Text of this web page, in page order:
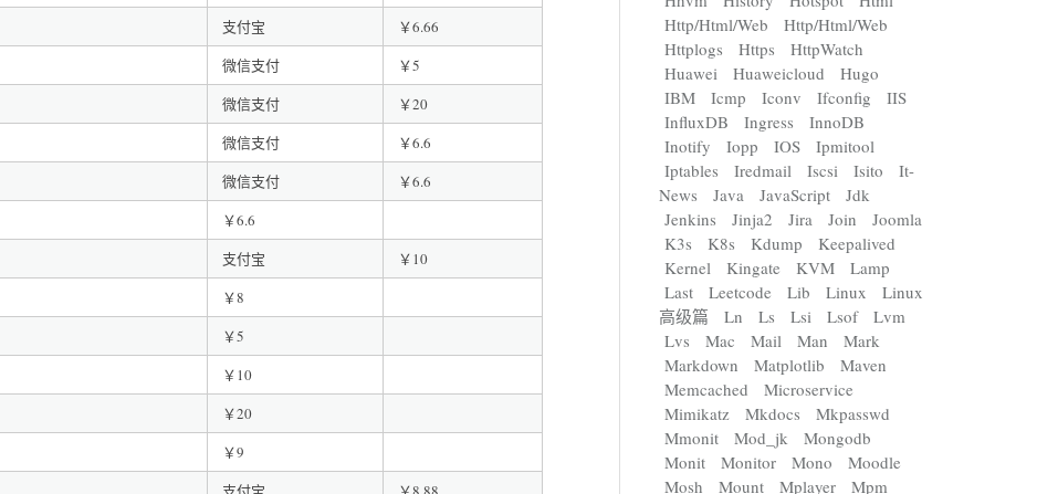
支付宝
￥6.66
微信支付
￥5
微信支付
￥20
微信支付
￥6.6
微信支付
￥6.6
￥6.6
支付宝
￥10
￥8
￥5
￥10
￥20
￥9
Http/Html/Web
Http/Html/Web
Httplogs
Https
HttpWatch
Huawei
Huaweicloud
Hugo
IBM
Icmp Iconv Ifconfig
IIS
InfluxDB
Ingress
InnoDB
Inotify
Iopp IOS
Ipmitool
Iptables
Iredmail Iscsi Isito
It-
News
Java JavaScript
Jdk
Jenkins
Jinja2 Jira Join
Joomla
K3s
K8s Kdump
Keepalived
Kernel
Kingate KVM
Lamp
Last
Leetcode Lib Linux
Linux
高级篇
Ln Ls Lsi Lsof
Lvm
Lvs
Mac Mail Man
Mark
Markdown
Matplotlib
Maven
Memcached
Microservice
Mimikatz
Mkdocs
Mkpasswd
Mmonit
Mod_jk
Mongodb
Monit
Monitor Mono
Moodle
Mosh
Mount Mplayer
Mpm